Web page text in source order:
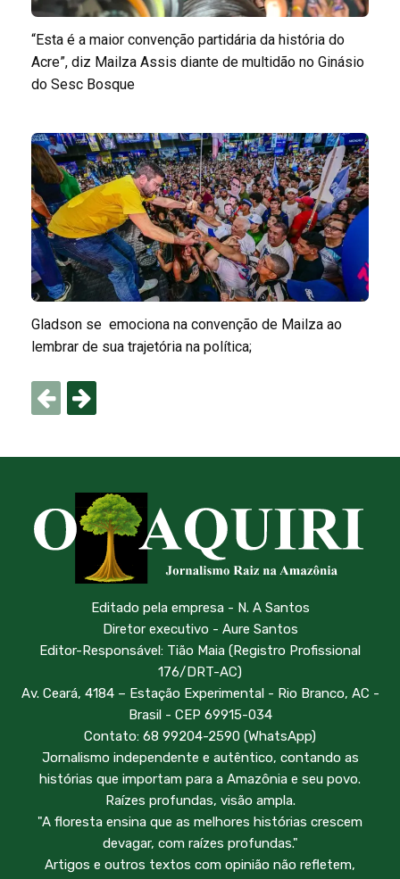
“Esta é a maior convenção partidária da história do
Acre”, diz Mailza Assis diante de multidão no Ginásio
do Sesc Bosque
Gladson se emociona na convenção de Mailza ao
lembrar de sua trajetória na política;
Editado pela empresa - N. A Santos
Diretor executivo - Aure Santos
Editor-Responsável: Tião Maia (Registro Profissional
176/DRT-AC)
Av. Ceará, 4184 – Estação Experimental - Rio Branco, AC -
Brasil - CEP 69915-034
Contato: 68 99204-2590 (WhatsApp)
Jornalismo independente e autêntico, contando as
histórias que importam para a Amazônia e seu povo.
Raízes profundas, visão ampla.
"A floresta ensina que as melhores histórias crescem
devagar, com raízes profundas."
Artigos e outros textos com opinião não refletem,